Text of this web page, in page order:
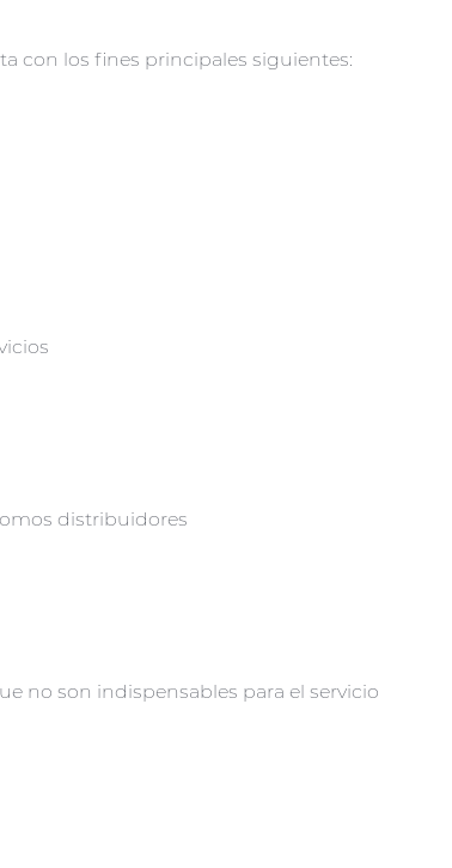
con los fines principales siguientes:
distribuidores
no son indispensables para el servicio